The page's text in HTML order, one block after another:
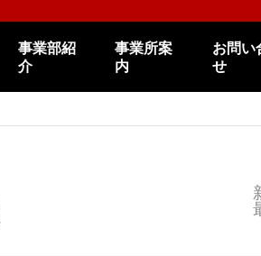
事業部紹
介
事業所案
内
お問い
せ